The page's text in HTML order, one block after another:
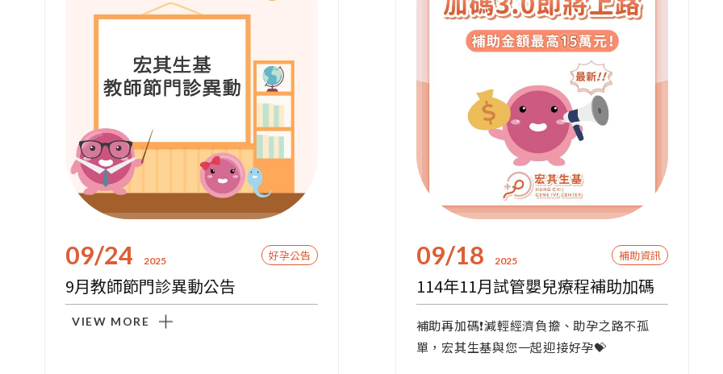
09/24 2025 好孕公告
9月教師節門診異動公告
VIEW MORE
09/18 2025 補助資訊
114年11月試管嬰兒療程補助加碼
補助再加碼❗減輕經濟負擔、助孕之路不孤
單，宏其生基與您一起迎接好孕💝